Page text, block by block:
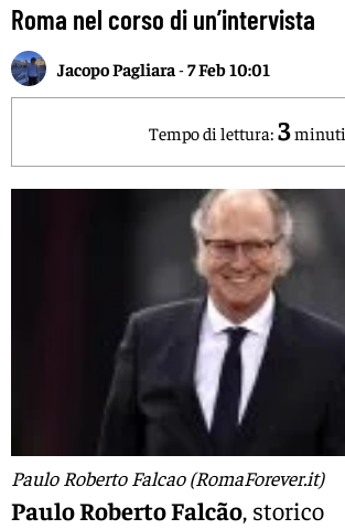
Roma nel corso di un’intervista
Jacopo Pagliara -7 Feb 10:01
Tempo di lettura: 3minuti
Paulo Roberto Falcao (RomaForever.it)
Paulo Roberto Falcão, storico